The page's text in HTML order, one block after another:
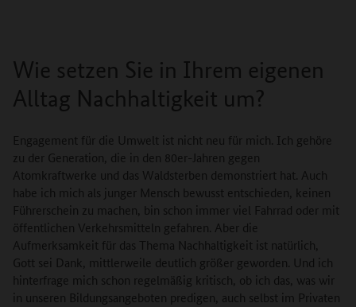
Wie setzen Sie in Ihrem eigenen
Alltag Nachhaltigkeit um?
Engagement für die Umwelt ist nicht neu für mich. Ich gehöre
zu der Generation, die in den 80er-Jahren gegen
Atomkraftwerke und das Waldsterben demonstriert hat. Auch
habe ich mich als junger Mensch bewusst entschieden, keinen
Führerschein zu machen, bin schon immer viel Fahrrad oder mit
öffentlichen Verkehrsmitteln gefahren. Aber die
Aufmerksamkeit für das Thema Nachhaltigkeit ist natürlich,
Gott sei Dank, mittlerweile deutlich größer geworden. Und ich
hinterfrage mich schon regelmäßig kritisch, ob ich das, was wir
in unseren Bildungsangeboten predigen, auch selbst im Privaten